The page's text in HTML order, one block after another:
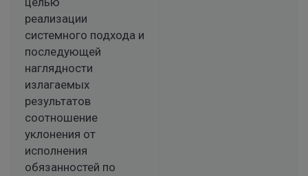
реализации
системного подхода и
последующей
наглядности
излагаемых
результатов
соотношение
уклонения от
исполнения
обязанностей по